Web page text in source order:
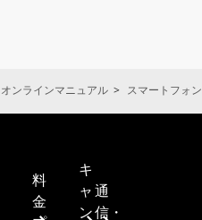
オンラインマニュアル スマートフォン
料
金
キ
ャ
ン
通
信・